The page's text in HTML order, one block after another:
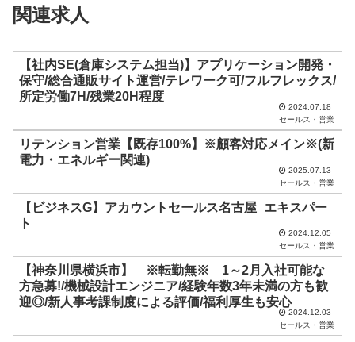
ー
は
の
ま
に
し
だ
さ
関連求人
【社内SE(倉庫システム担当)】アプリケーション開発・
保守/総合通販サイト運営/テレワーク可/フルフレックス/
所定労働7H/残業20H程度
2024.07.18
セールス・営業
リテンション営業【既存100%】※顧客対応メイン※(新
電力・エネルギー関連)
2025.07.13
セールス・営業
【ビジネスG】アカウントセールス名古屋_エキスパー
ト
2024.12.05
セールス・営業
【神奈川県横浜市】 ※転勤無※ 1～2月入社可能な
方急募!/機械設計エンジニア/経験年数3年未満の方も歓
迎◎/新人事考課制度による評価/福利厚生も安心
2024.12.03
セールス・営業